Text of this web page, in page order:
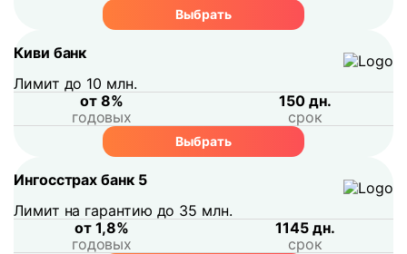
Выбрать
Киви банк
Лимит до 10 млн.
от 8%
годовых
150 дн.
срок
Выбрать
Ингосстрах банк 5
Лимит на гарантию до 35 млн.
от 1,8%
годовых
1145 дн.
срок